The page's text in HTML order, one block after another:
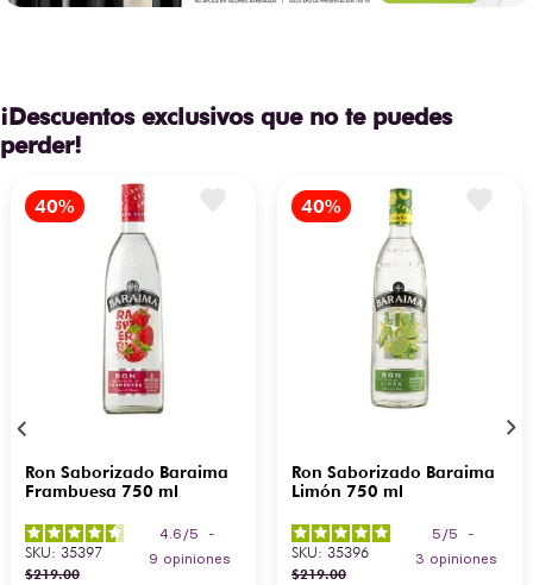
¡Descuentos exclusivos que no te puedes
perder!
Ron Saborizado Baraima
Frambuesa 750 ml
4.6 /5
-
9 opiniones
SKU: 35397
$219.00
Ron Saborizado Baraima
Limón 750 ml
5 /5
-
3 opiniones
SKU: 35396
$219.00